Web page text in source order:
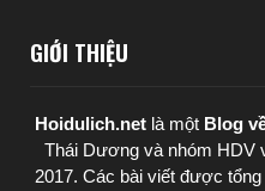
GIỚI THIỆU
Hoidulich.net là một Blog
Thái Dươngvà nhóm HDV
2017. Các bài viết được